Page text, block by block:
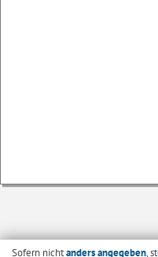
Sofern nichtanders angegeben,